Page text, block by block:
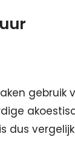
gebruik
dus